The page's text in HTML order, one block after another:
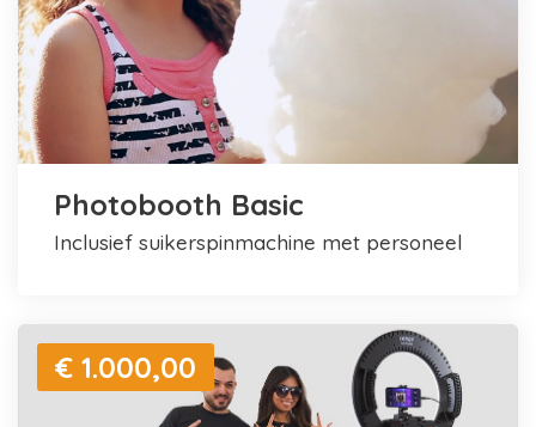
Photobooth Basic
inclusief suikerspinmachine met personeel
€ 1.000,00